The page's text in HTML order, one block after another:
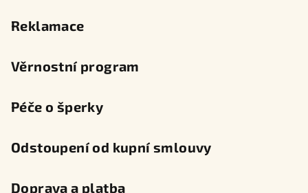
Reklamace
Věrnostní program
Péče o šperky
Odstoupení od kupní smlouvy
Doprava a platba